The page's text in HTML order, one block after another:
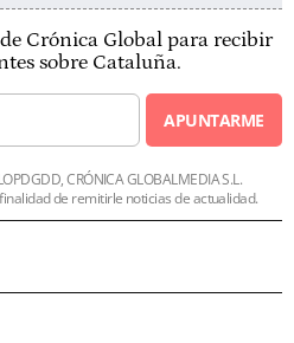
Crónica Global para recibir
sobre Cataluña.
APUNTARME
CRÓNICA GLOBALMEDIA S.L.
de remitirle noticias de actualidad.